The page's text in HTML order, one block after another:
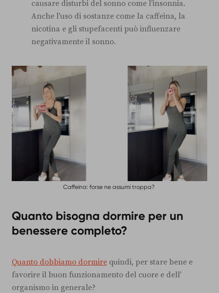
causare disturbi del sonno come l'insonnia.
Anche l'uso di sostanze come la caffeina, la
nicotina e gli stupefacenti può influenzare
negativamente il sonno.
Caffeina: forse ne assumi troppa?
Quanto bisogna dormire per un
benessere completo?
Quanto dobbiamo dormire quindi, per stare bene e
favorire il buon funzionamento del cuore e dell'
organismo in generale?